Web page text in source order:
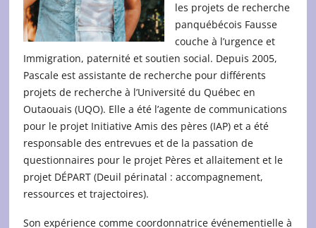
les projets de recherche
panquébécois Fausse
couche à l’urgence et
Immigration, paternité et soutien social. Depuis 2005,
Pascale est assistante de recherche pour différents
projets de recherche à l’Université du Québec en
Outaouais (UQO). Elle a été l’agente de communications
pour le projet Initiative Amis des pères (IAP) et a été
responsable des entrevues et de la passation de
questionnaires pour le projet Pères et allaitement et le
projet DÉPART (Deuil périnatal : accompagnement,
ressources et trajectoires).
Son expérience comme coordonnatrice événementielle à